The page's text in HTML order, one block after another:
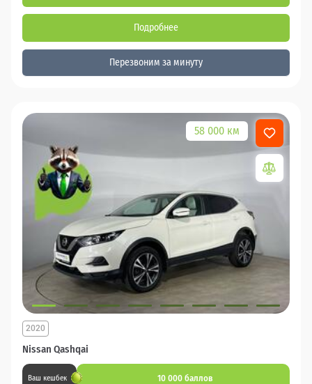
Подробнее
Перезвоним за минуту
58 000 км
Nissan Qashqai
2020
Ваш кешбек 10 000 баллов